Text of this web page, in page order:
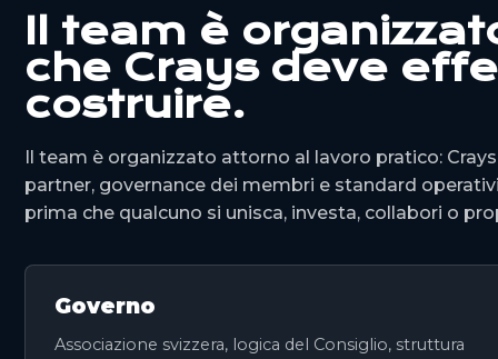
Il team è
che Crays deve
costruire.
Il team è organizzato attorno al lavoro pratico:
partner, governance dei membri e standard
prima che qualcuno si unisca, investa, collabori o
Governo
Associazione svizzera, logica del Consiglio, struttura